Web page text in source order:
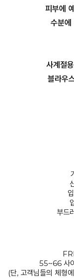
피부에
수분에
사계절
블라우
부드
55~66 사
(단, 고객님들의 체형